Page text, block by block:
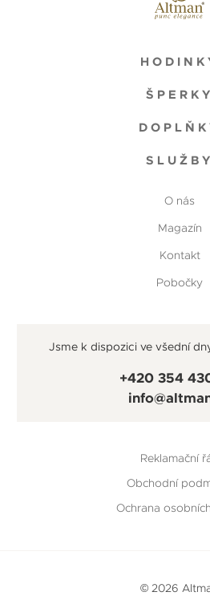
ŠPERKY
SLUŽBY
O nás
Magazín
Kontakt
Pobočky
Jsme k dispozici ve všední
+420 354
Reklamační
Obchodní
Ochrana
© 2026